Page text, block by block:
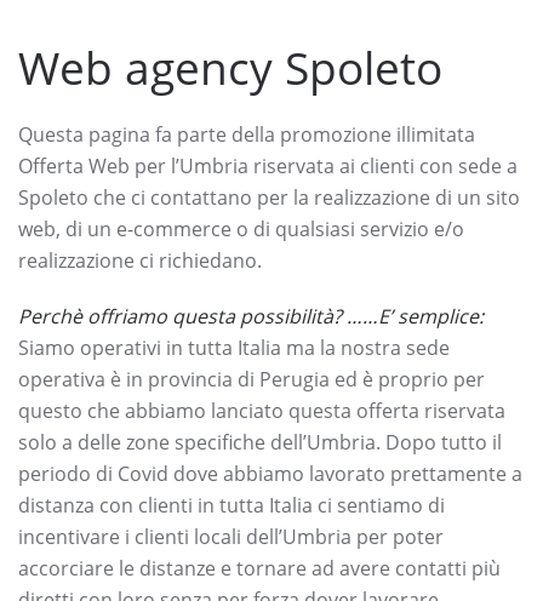
Web agency Spoleto
Questa pagina fa parte della promozione illimitata
Offerta Web per l’Umbria riservata ai clienti con sede a
Spoleto che ci contattano per la realizzazione di un sito
web, di un e-commerce o di qualsiasi servizio e/o
realizzazione ci richiedano.
Perchè offriamo questa possibilità? ……E’ semplice:
Siamo operativi in tutta Italia ma la nostra sede
operativa è in provincia di Perugia ed è proprio per
questo che abbiamo lanciato questa offerta riservata
solo a delle zone specifiche dell’Umbria. Dopo tutto il
periodo di Covid dove abbiamo lavorato prettamente a
distanza con clienti in tutta Italia ci sentiamo di
incentivare i clienti locali dell’Umbria per poter
accorciare le distanze e tornare ad avere contatti più